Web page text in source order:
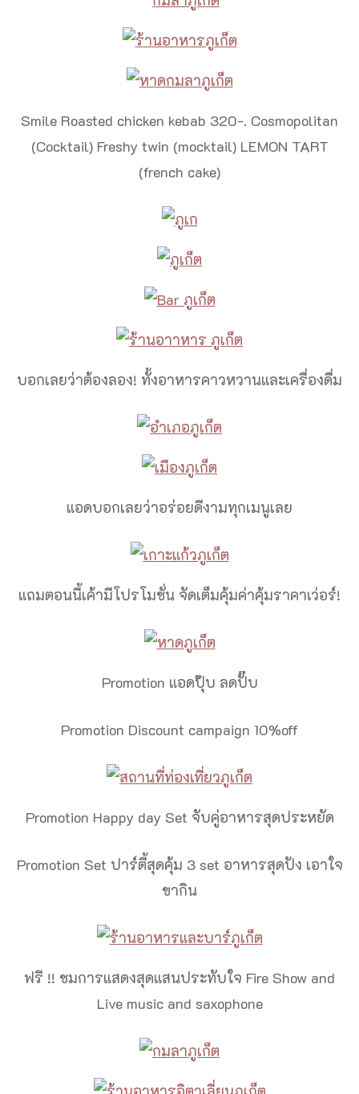
Smile Roasted chicken kebab 320-. Cosmopolitan
(Cocktail) Freshy twin (mocktail) LEMON TART
(french cake)
บอกเลยว่าต้องลอง! ทั้งอาหารคาวหวานและเครื่องดื่ม
แอดบอกเลยว่าอร่อยดีงามทุกเมนูเลย
แถมตอนนี้เค้ามีโปรโมชั่น จัดเต็มคุ้มค่าคุ้มราคาเว่อร์!
Promotion แอดปุ๊บ ลดปั๊บ
Promotion Discount campaign 10%off
Promotion Happy day Set จับคู่อาหารสุดประหยัด
Promotion Set ปาร์ตี้สุดคุ้ม 3 set อาหารสุดปัง เอาใจ
ขากิน
ฟรี !! ชมการแสดงสุดแสนประทับใจ Fire Show and
Live music and saxophone